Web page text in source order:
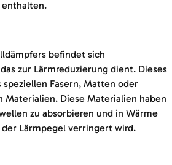
befindet sich
zur Lärmreduzierung dient. Dieses
Fasern, Matten oder
Materialien. Diese Materialien haben
zu absorbieren und in Wärme
Lärmpegel verringert wird.